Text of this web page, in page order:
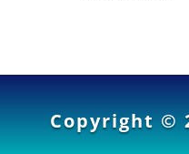
Copyright ©